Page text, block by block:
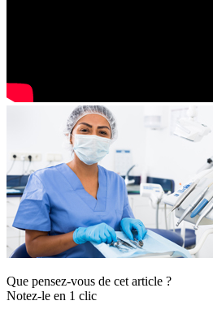
Que pensez-vous de cet article ?
Notez-le en 1 clic